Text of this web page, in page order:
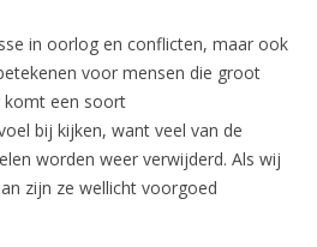
in oorlog en conflicten, maar ook
voor mensen die groot
komt een soort
bij kijken, want veel van de
worden weer verwijderd. Als wij
zijn ze wellicht voorgoed